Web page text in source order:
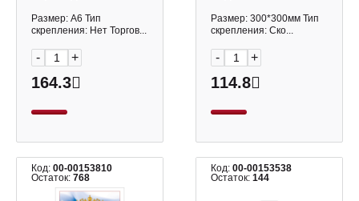
Синий" офсет, 2кр.
160Кп6_11521 Hatber
Размер: А6 Тип
скрепления: Нет Торгов...
- +
164.3
скоба 6Кнп4_36887
Hatber
Размер: 300*300мм Тип
скрепления: Ско...
- +
114.8
Код: 00-00153810
Остаток: 768
Код:00-00153538
Остаток:144